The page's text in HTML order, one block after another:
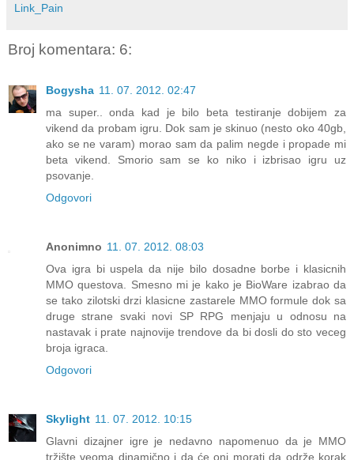
Link_Pain
Broj komentara: 6:
Bogysha 11. 07. 2012. 02:47
ma super.. onda kad je bilo beta testiranje dobijem za
vikend da probam igru. Dok sam je skinuo (nesto oko 40gb,
ako se ne varam) morao sam da palim negde i propade mi
beta vikend. Smorio sam se ko niko i izbrisao igru uz
psovanje.
Odgovori
Anonimno 11. 07. 2012. 08:03
Ova igra bi uspela da nije bilo dosadne borbe i klasicnih
MMO questova. Smesno mi je kako je BioWare izabrao da
se tako zilotski drzi klasicne zastarele MMO formule dok sa
druge strane svaki novi SP RPG menjaju u odnosu na
nastavak i prate najnovije trendove da bi dosli do sto veceg
broja igraca.
Odgovori
Skylight 11. 07. 2012. 10:15
Glavni dizajner igre je nedavno napomenuo da je MMO
tržište veoma dinamično i da će oni morati da održe korak